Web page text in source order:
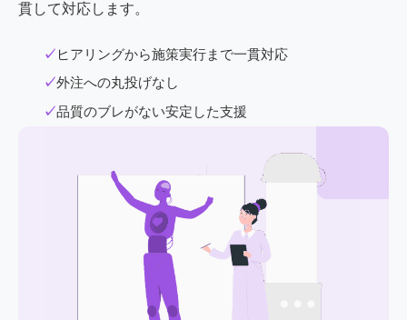
貫して対応します。
ヒアリングから施策実行まで一貫対応
外注への丸投げなし
品質のブレがない安定した支援